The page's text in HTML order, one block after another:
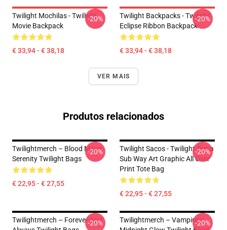
Twilight Mochilas - Twilight
Movie Backpack
€ 33,94 - € 38,18
-20%
Twilight Backpacks - Twilight
Eclipse Ribbon Backpack
€ 33,94 - € 38,18
-20%
VER MAIS
Produtos relacionados
Twilightmerch – Blood Moon
Serenity Twilight Bags
€ 22,95 - € 27,55
-20%
Twilight Sacos - Twilight Tema
Sub Way Art Graphic All Over
Print Tote Bag
€ 22,95 - € 27,55
-20%
Twilightmerch – Forever And
-20%
Twilightmerch – Vampire’s-20%